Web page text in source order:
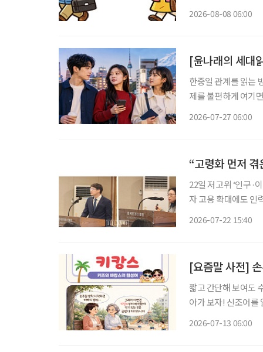
2026-08-08 06:00
[윤나래의 세대
한중일 관계를 읽는
제를 불편하게 여기
2026-07-27 06:00
“고령화 먼저 겪
22일 저고위 ‘인구·이주 전
자 고용 확대에도 인
2026-07-22 15:40
[요즘말 사전]
짧고 간단해 보여도
아가 보자! 신조어를
2026-07-13 06:00